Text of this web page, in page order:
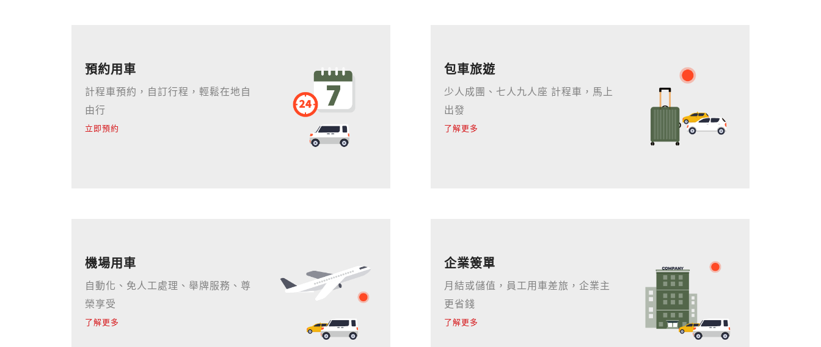
預約用車
計程車預約，自訂行程，輕鬆在地自
由行
立即預約
包車旅遊
少人成團、七人九人座 計程車，馬上
出發
了解更多
機場用車
自動化、免人工處理、舉牌服務、尊
榮享受
了解更多
企業簽單
月結或儲值，員工用車差旅，企業主
更省錢
了解更多